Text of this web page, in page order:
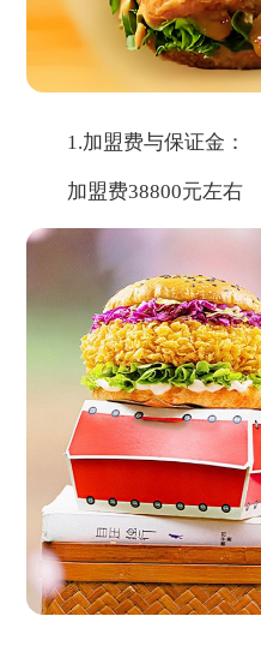
1.加盟费与保证金：
加盟费38800元左右